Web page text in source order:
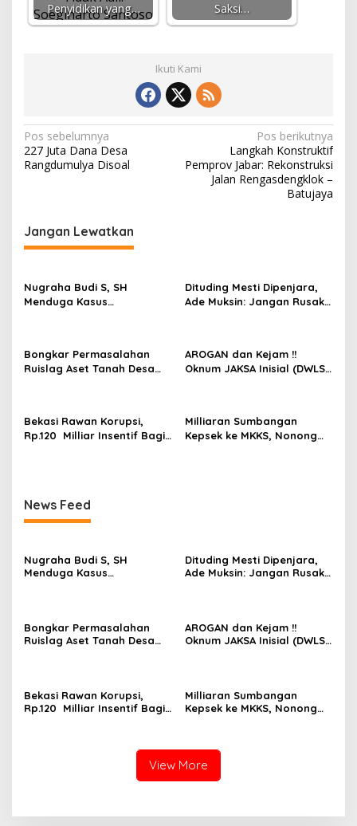
Penyidikan yang…
Saksi…
Ikuti Kami
N
a
g
a
i
s
Pos sebelumnya
227 Juta Dana Desa
Rangdumulya Disoal
Pos berikutnya
Langkah Konstruktif
Pemprov Jabar: Rekonstruksi
Jalan Rengasdengklok –
Batujaya
Jangan Lewatkan
Nugraha Budi S, SH
Menduga Kasus
Narkoba, Tes Urine Mesti
dilakukan Polisi ?
Dituding Mesti Dipenjara,
Ade Muksin: Jangan Rusak
Bongkar Permasalahan
Ruislag Aset Tanah Desa
AROGAN dan Kejam !!
Oknum JAKSA Inisial (DWLS)
Bekasi Rawan Korupsi,
Rp.120 Milliar Insentif Bagi
Milliaran Sumbangan
Kepsek ke MKKS, Nonong
News Feed
Nugraha Budi S, SH
Menduga Kasus
Narkoba, Tes Urine Mesti
dilakukan Polisi ?
Dituding Mesti Dipenjara,
Ade Muksin: Jangan Rusak
Bongkar Permasalahan
Ruislag Aset Tanah Desa
AROGAN dan Kejam !!
Oknum JAKSA Inisial (DWLS)
Bekasi Rawan Korupsi,
Rp.120 Milliar Insentif Bagi
Milliaran Sumbangan
Kepsek ke MKKS, Nonong
View More